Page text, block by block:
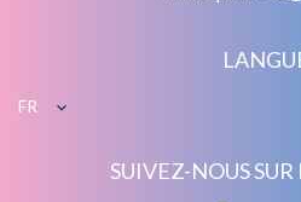
FR
SUIVEZ-NOUS SUR